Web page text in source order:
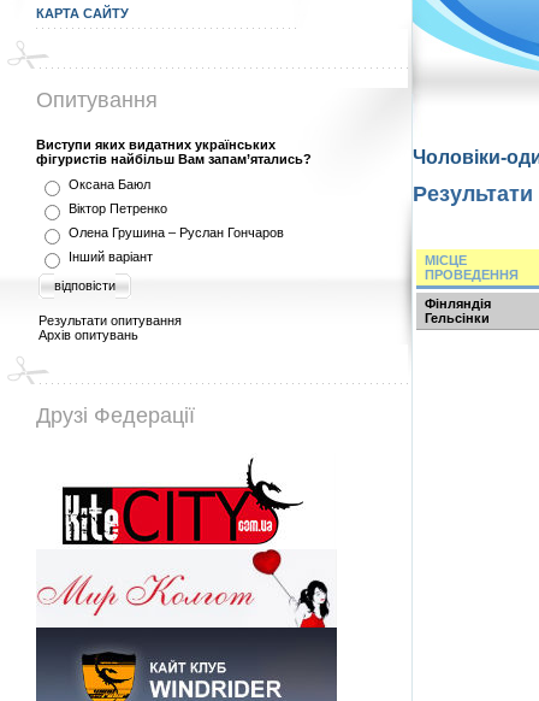
КАРТА САЙТУ
Опитування
Виступи яких видатних українських
фігуристів найбільш Вам запам’ятались?
Оксана Баюл
Віктор Петренко
Олена Грушина – Руслан Гончаров
Інший варіант
відповісти
Результати опитування
Архів опитувань
Друзі Федерації
Чоловіки-
МІСЦЕ
ПРОВЕДЕННЯ
Фінляндія
Гельсінки